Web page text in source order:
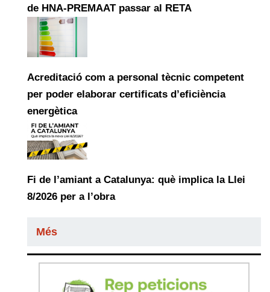
de HNA-PREMAAT passar al RETA
Acreditació com a personal tècnic competent
per poder elaborar certificats d’eficiència
energètica
Fi de l’amiant a Catalunya: què implica la Llei
8/2026 per a l’obra
Més